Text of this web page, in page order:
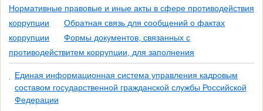
Нормативные правовые и иные акты в сфере противодействия
коррупции
Обратная связь для сообщений о фактах
коррупции
Формы документов, связанных с
противодействитем коррупции, для заполнения
Единая информационная система управления кадровым
составом государственной гражданской службы Российской
Федерации